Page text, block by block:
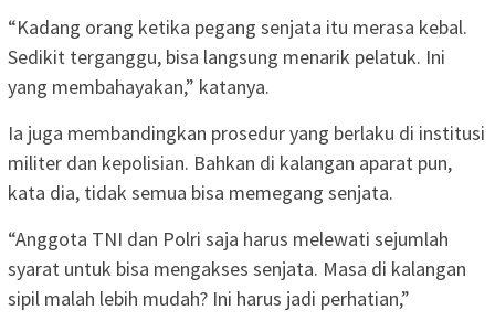
“Kadang orang ketika pegang senjata itu merasa kebal.
Sedikit terganggu, bisa langsung menarik pelatuk. Ini
yang membahayakan,” katanya.
Ia juga membandingkan prosedur yang berlaku di institusi
militer dan kepolisian. Bahkan di kalangan aparat pun,
kata dia, tidak semua bisa memegang senjata.
“Anggota TNI dan Polri saja harus melewati sejumlah
syarat untuk bisa mengakses senjata. Masa di kalangan
sipil malah lebih mudah? Ini harus jadi perhatian,”